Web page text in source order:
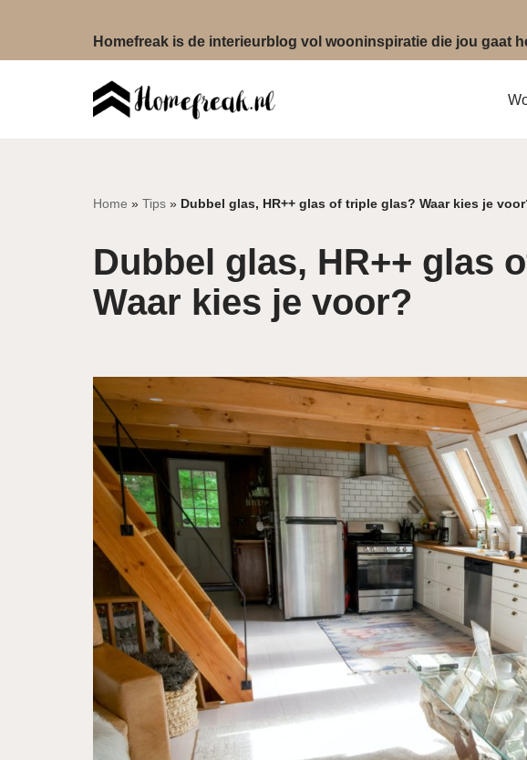
Homefreak is de interieurblog vol wooninspiratie die jou gaat
Home » Tips » Dubbel glas, HR++ glas of triple glas? Waar kies je
Dubbel glas, HR++ glas
Waar kies je voor?